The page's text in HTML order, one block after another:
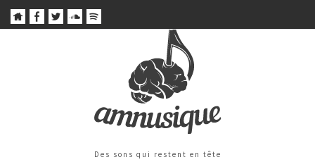
Des sons qui restent en tête